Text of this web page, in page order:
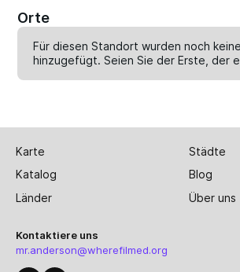
Orte
Für diesen Standort wurden noch
hinzugefügt. Seien Sie der Erste, der
Karte
Städte
Katalog
Blog
Länder
Über uns
Kontaktiere uns
mr.anderson@wherefilmed.org